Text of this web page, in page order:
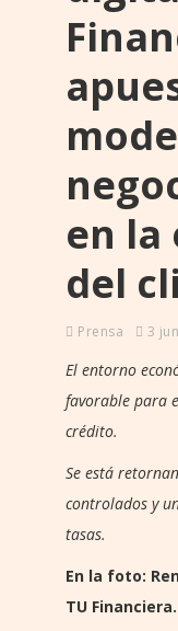
en la
del
Prensa 3
El entorno
favorable para
crédito.
Se está
controlados y
tasas.
En la foto:
TU Financiera.